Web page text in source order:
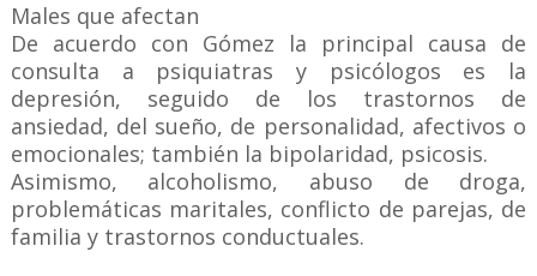
Males que afectan
De acuerdo con Gómez la principal causa de
consulta a psiquiatras y psicólogos es la
depresión, seguido de los trastornos de
ansiedad, del sueño, de personalidad, afectivos o
emocionales; también la bipolaridad, psicosis.
Asimismo, alcoholismo, abuso de droga,
problemáticas maritales, conflicto de parejas, de
familia y trastornos conductuales.